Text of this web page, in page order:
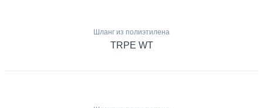
Шланг из полиэтилена
TRPE WT